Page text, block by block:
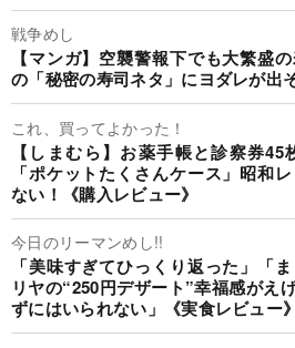
戦争めし
【マンガ】空襲警報下でも大繁盛
の「秘密の寿司ネタ」にヨダレが出
これ、買ってよかった！
【しまむら】お薬手帳と診察券
「ポケットたくさんケース」昭和
ない！《購入レビュー》
今日のリーマンめし!!
「美味すぎてひっくり返った」「
リヤの“250円デザート”幸福感がえ
ずにはいられない」《実食レビュー》